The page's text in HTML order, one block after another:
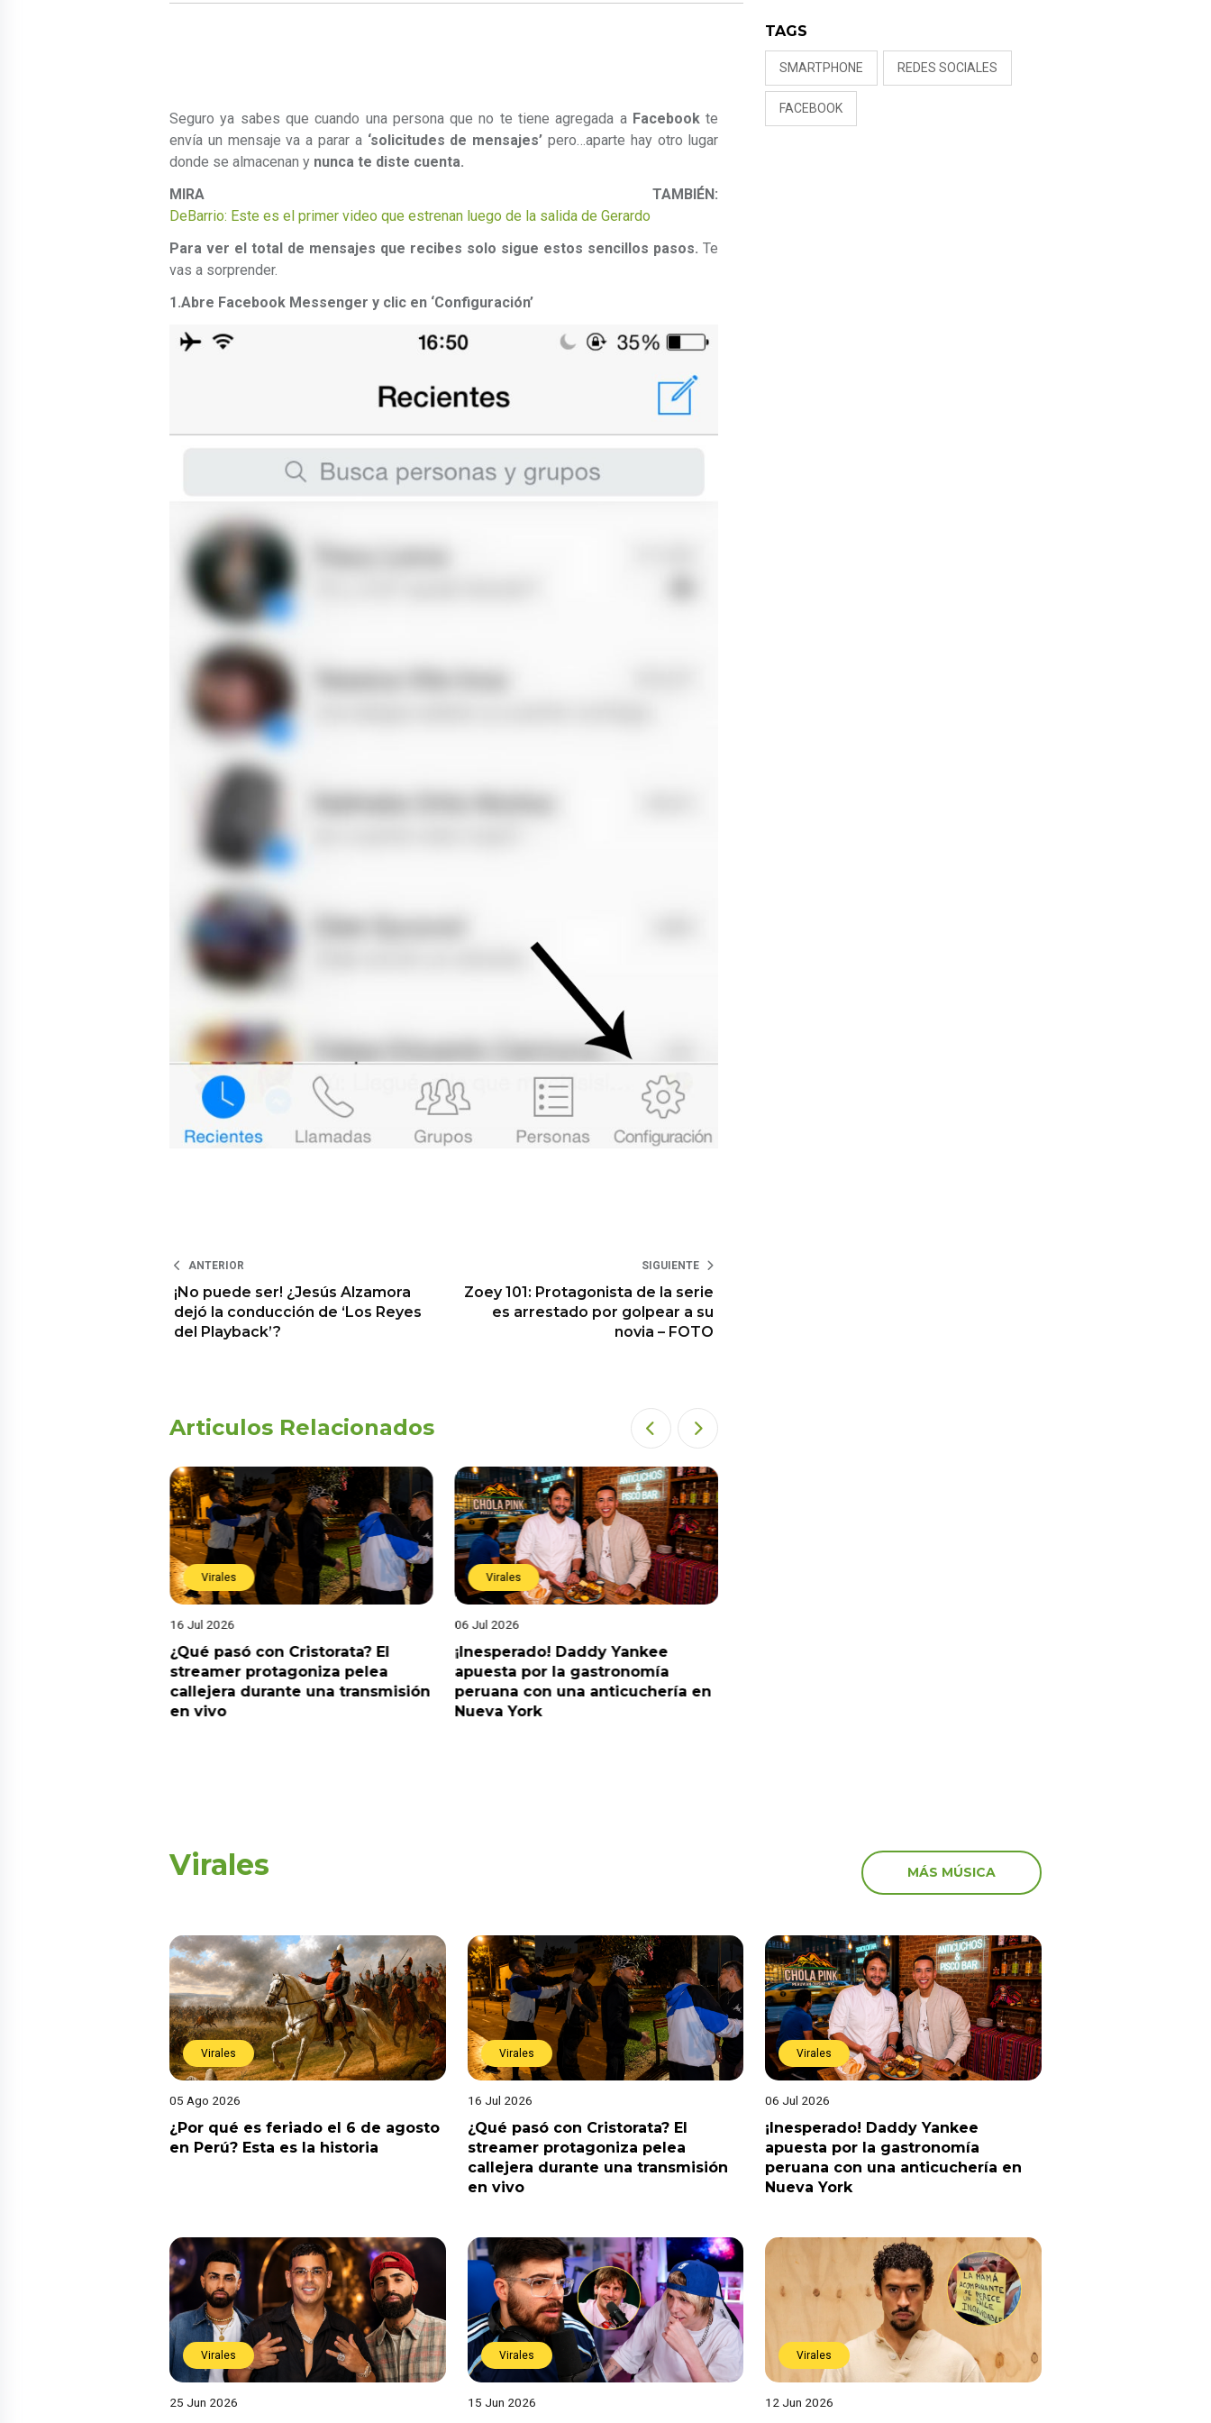
Seguro ya sabes que cuando una persona que no te tiene agregada a Facebook te
envía un mensaje va a parar a ‘solicitudes de mensajes’ pero…aparte hay otro lugar
donde se almacenan y nunca te diste cuenta.
MIRA TAMBIÉN:
DeBarrio: Este es el primer video que estrenan luego de la salida de Gerardo
Para ver el total de mensajes que recibes solo sigue estos sencillos pasos. Te
vas a sorprender.
1.Abre Facebook Messenger y clic en ‘Configuración’
ANTERIOR
¡No puede ser! ¿Jesús Alzamora
dejó la conducción de ‘Los Reyes
del Playback’?
SIGUIENTE
Zoey 101: Protagonista de la serie
es arrestado por golpear a su
novia – FOTO
Articulos Relacionados
Virales
16 Jul 2026
¿Qué pasó con Cristorata? El
streamer protagoniza pelea
callejera durante una transmisión
en vivo
Virales
06 Jul 2026
¡Inesperado! Daddy Yankee
apuesta por la gastronomía
peruana con una anticuchería en
Nueva York
TAGS
SMARTPHONE REDES SOCIALES
FACEBOOK
Virales MÁS MÚSICA
Virales
05 Ago 2026
¿Por qué es feriado el 6 de agosto
en Perú? Esta es la historia
Virales
16 Jul 2026
¿Qué pasó con Cristorata? El
streamer protagoniza pelea
callejera durante una transmisión
en vivo
Virales
06 Jul 2026
¡Inesperado! Daddy Yankee
apuesta por la gastronomía
peruana con una anticuchería en
Nueva York
Virales
25 Jun 2026
Virales
15 Jun 2026
Virales
12 Jun 2026